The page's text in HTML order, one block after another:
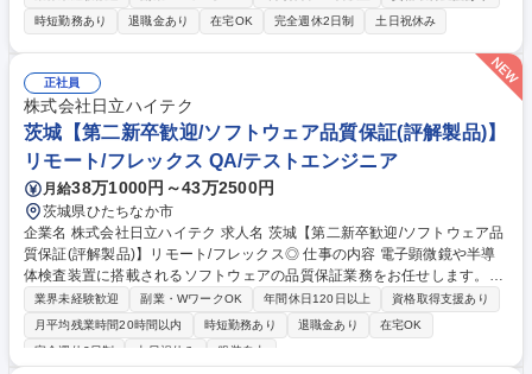
拡大しており今回は人事業務を幅広くお任せします。 【詳細】採用施策の
立案・遂行、労務管理・福利厚生業務、人事・採用・教育関連業務などか
ら、ご経験や適性を踏まえてお任せする業務を決定いたします。拡大して
いる事業及び会社の根幹に触れる事ができ、目の前の工場で巨大な製品が
造られていますので、これぞメーカーと言うモノづくりや製品を身近に感
じることができます。また新たな取り組みの検討等を通じ、現状把握力、
分析力、チャレンジ力が養われる環境です。 募集職種 【茨城(日立)/人
事】人事労政施策の実行・推進/経験・適性から業務を決定
時短勤務あり
退職金あり 在宅OK 完全週休2日制 土日祝休み
正社員
株式会社日立ハイテク
茨城【第二新卒歓迎/ソフトウェア品質保証(評解製品)】
リモート/フレックス QA/テストエンジニア
月給38万1000円～43万2500円
茨城県ひたちなか市
企業名 株式会社日立ハイテク 求人名 茨城【第二新卒歓迎/ソフトウェア品
質保証(評解製品)】リモート/フレックス◎ 仕事の内容 電子顕微鏡や半導
体検査装置に搭載されるソフトウェアの品質保証業務をお任せします。製
品の安全性・信頼性を守る重要なポジションであり、最先端のモノづくり
を支えるやりがいのあるお仕事です。 【詳細】(1)製品ソフトウェアの品
質確保・妥当性確認の計画と実行(2)納入後の保守サポート業務(ログ解析
業界未経験歓迎 副業・WワークOK 年間休日120日以上
資格取得支援あり
月平均残業時間20時間以内
時短勤務あり 退職金あり
在宅OK
完全週休2日制
土日祝休み 服装自由